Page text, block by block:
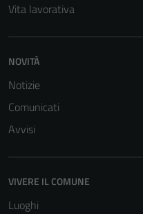
Vita lavorativa
NOVITÀ
Notizie
Comunicati
Avvisi
VIVERE IL COMUNE
Luoghi